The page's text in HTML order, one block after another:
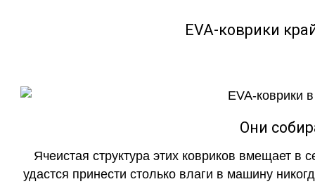
EVA-коврики
Они
Ячеистая структура этих ковриков вмещает в
удастся принести столько влаги в машину